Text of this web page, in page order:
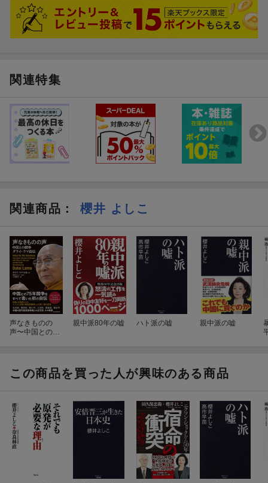
関連特集
関連商品 ： 櫻井 よしこ
声なきものの
声〜中国との闘
親中派80年の嘘 ハト派の嘘 親中派の嘘
この商品を買った人が興味のある商品